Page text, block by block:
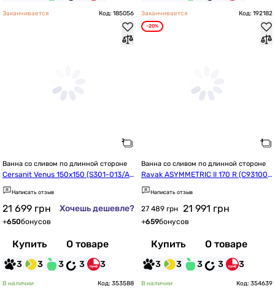
Заканчивается Код: 185056
Ванна со сливом по длинной стороне
Cersanit Venus 150x150 (S301-013/AZ
BY1000020043)
Написать отзыв
21 699 грн Хочешь дешевле?
+650бонусов
Купить О товаре
3 3 3 3 3
Заканчивается Код: 192182
-20%
Ванна со сливом по длинной стороне
Ravak ASYMMETRIC II 170 R (C931000
000)
Написать отзыв
27 489 грн 21 991 грн
+659бонусов
Купить О товаре
3 3 3 3 3
В наличии Код: 353588 В наличии Код: 354639